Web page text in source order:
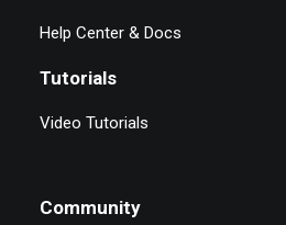
Help Center & Docs
Tutorials
Video Tutorials
Community